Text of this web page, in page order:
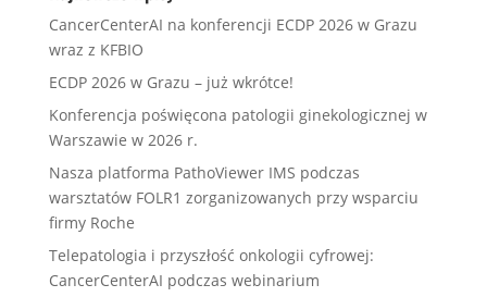
CancerCenterAI na konferencji ECDP 2026 w Grazu
wraz z KFBIO
ECDP 2026 w Grazu – już wkrótce!
Konferencja poświęcona patologii ginekologicznej w
Warszawie w 2026 r.
Nasza platforma PathoViewer IMS podczas
warsztatów FOLR1 zorganizowanych przy wsparciu
firmy Roche
Telepatologia i przyszłość onkologii cyfrowej:
CancerCenterAI podczas webinarium